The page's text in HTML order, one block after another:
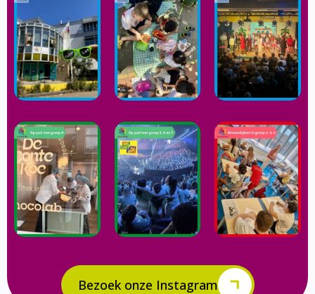
Bezoek onze Instagram